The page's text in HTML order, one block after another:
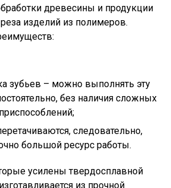
древесины и продукции
изделий из полимеров.
зубьев – можно выполнять эту
без наличия сложных
следовательно,
большой ресурс работы.
усилены твердосплавной
из прочной